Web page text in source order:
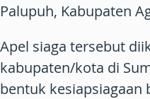
Palupuh, Kabupaten
Apel siaga tersebut
kabupaten/kota di
bentuk kesiapsiagaan